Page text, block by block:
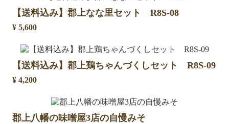
【送料込み】郡上なな里セット R8S-08
¥ 5,600
【送料込み】郡上鶏ちゃんづくしセット R8S-09
¥ 4,200
郡上八幡の味噌屋3店の自慢みそ